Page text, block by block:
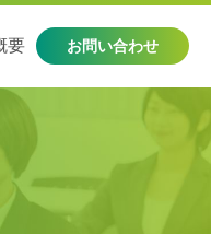
要 お問い合わせ